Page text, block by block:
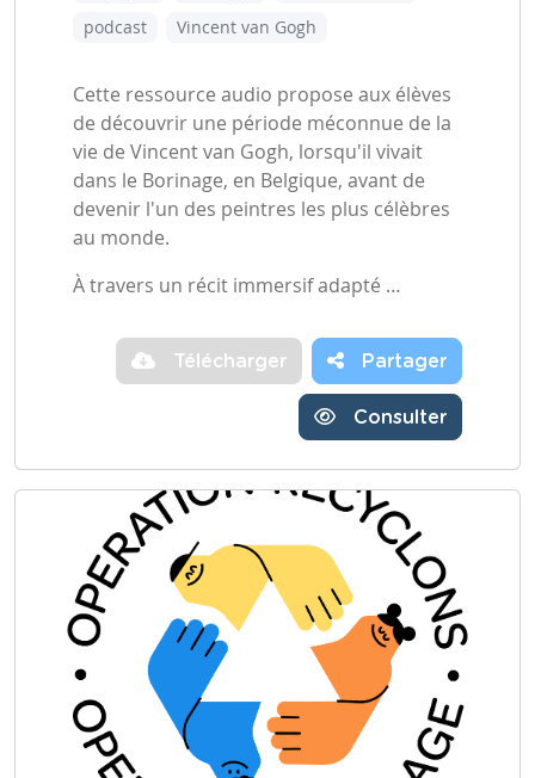
podcast
Vincent van Gogh
Cette ressource audio propose aux élèves
de découvrir une période méconnue de la
vie de Vincent van Gogh, lorsqu'il vivait
dans le Borinage, en Belgique, avant de
devenir l'un des peintres les plus célèbres
au monde.
À travers un récit immersif adapté …
Télécharger Partager
Consulter